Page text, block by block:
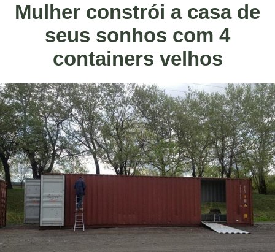
Mulher constrói a casa de
seus sonhos com 4
containers velhos